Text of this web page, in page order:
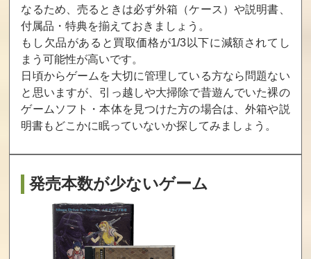
ンド
買取価格
22,600
ルストーム
買取価格
20,400
ア
20,000
なかよしといっ
しょ
買取価格
18,600
アドベンチャー
ズ・オブ・ロロ2
買取価格
18,600
ゲバラ
買取価格
18,000
わんぱくコッ
クンのグルメワ
買取価格
とバスケット
買取価格
なるため、売るときは必ず外箱（ケース）や説明書、
付属品・特典を揃えておきましょう。
もし欠品があると買取価格が1/3以下に減額されてし
まう可能性が高いです。
日頃からゲームを大切に管理している方なら問題ない
と思いますが、引っ越しや大掃除で昔遊んでいた裸の
ゲームソフト・本体を見つけた方の場合は、外箱や説
明書もどこかに眠っていないか探してみましょう。
発売本数が少ないゲーム